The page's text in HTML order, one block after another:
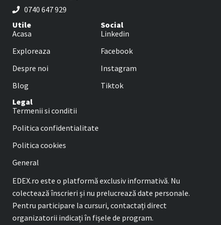
0740 647 929
Utile
Acasa
Exploreaza
Despre noi
Blog
Social
Linkedin
Facebook
Instagram
Tiktok
Legal
Termenii si conditii
Politica confidentialitate
Politica cookies
General
EDEX.ro este o platformă exclusiv informativă. Nu
colectează înscrieri și nu prelucrează date personale.
Pentru participare la cursuri, contactați direct
organizatorii indicați în fișele de program.